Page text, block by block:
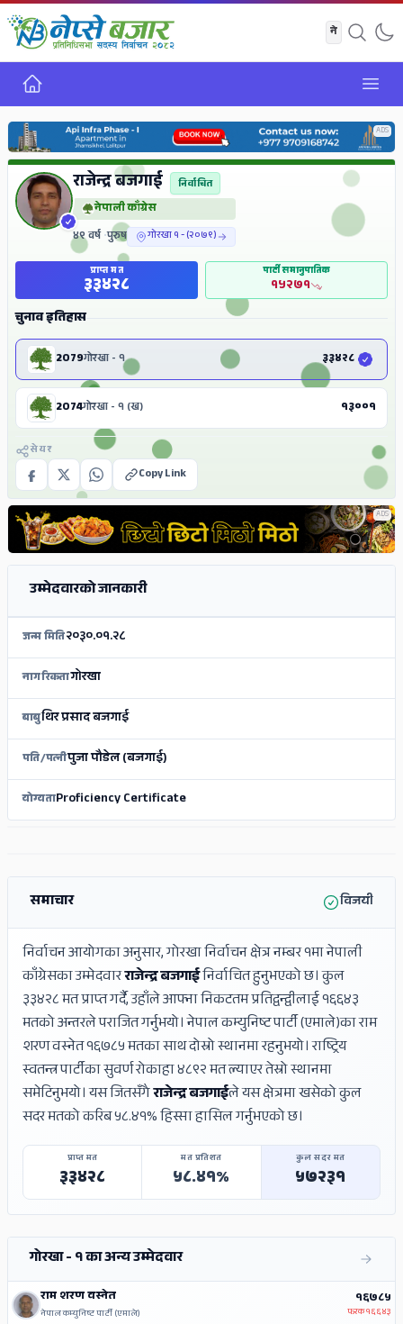
गृह
ADS
राजेन्द्र बजगाई निर्वाचित
नेपाली काँग्रेस
४९ वर्ष•पुरुष गोरखा १ - (२०७९)
प्राप्त मत
३३४२८
पार्टी समानुपातिक
१५२७१
चुनाव इतिहास
2079गोरखा - १ ३३४२८
2074गोरखा - १ (ख) १३००१
सेयर
Copy Link
ADS
उम्मेदवारको जानकारी
जन्म मिति२०३०.०१.२८
नागरिकतागोरखा
बाबुथिर प्रसाद बजगाई
पति/पत्नीपुजा पौडेल (बजगाई)
योग्यताProficiency Certificate
समाचार विजयी
निर्वाचन आयोगका अनुसार, गोरखा निर्वाचन क्षेत्र नम्बर १मा नेपाली
काँग्रेसका उम्मेदवारराजेन्द्र बजगाईनिर्वाचित हुनुभएको छ। कुल
३३४२८ मत प्राप्त गर्दै, उहाँले आफ्ना निकटतम प्रतिद्वन्द्वीलाई १६६४३
मतको अन्तरले पराजित गर्नुभयो। नेपाल कम्युनिष्ट पार्टी (एमाले)का राम
शरण वस्नेत १६७८५ मतका साथ दोस्रो स्थानमा रहनुभयो। राष्ट्रिय
स्वतन्त्र पार्टीका सुवर्ण रोकाहा ४८९२ मत ल्याएर तेस्रो स्थानमा
समेटिनुभयो। यस जितसँगैराजेन्द्र बजगाईले यस क्षेत्रमा खसेको कुल
सदर मतको करिब ५८.४१% हिस्सा हासिल गर्नुभएको छ।
प्राप्त मत
३३४२८
मत प्रतिशत
५८.४१%
कुल सदर मत
५७२३१
गोरखा - १ का अन्य उम्मेदवार
राम शरण वस्नेत
नेपाल कम्युनिष्ट पार्टी (एमाले)
१६७८५
फरक१६६४३